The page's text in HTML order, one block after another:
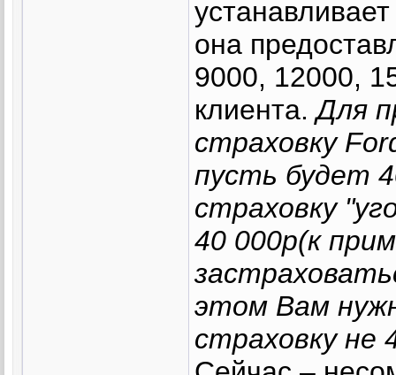
она
9000, 12000,
клиента.Для
страховку
пусть будет
страховку
40 000р(к
этом Вам
страховку не